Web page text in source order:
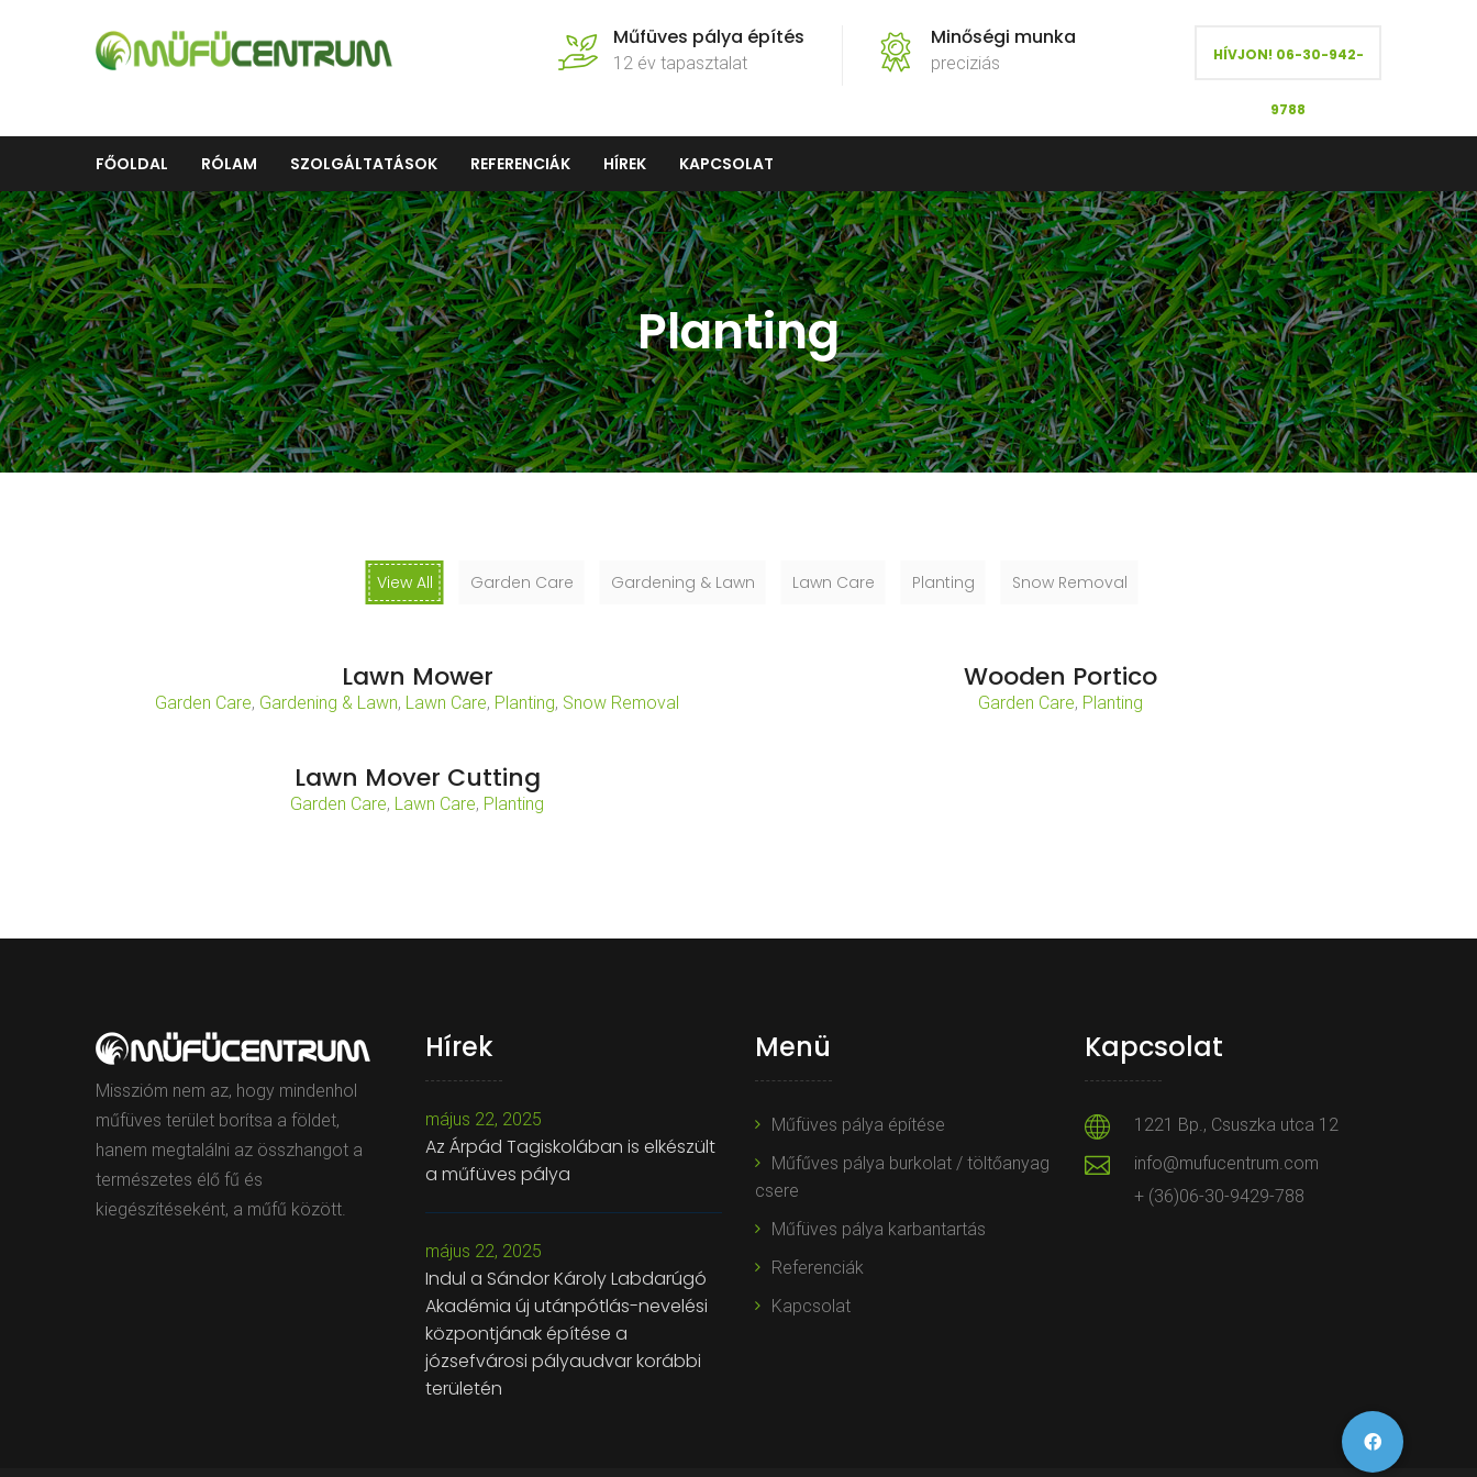
Műfüves pálya építés
12 év tapasztalat
Minőségi munka
preciziás HÍVJON! 06-30-942-
9788
FŐOLDAL RÓLAM SZOLGÁLTATÁSOK REFERENCIÁK HÍREK KAPCSOLAT
Planting
View All Garden Care Gardening & Lawn Lawn Care Planting Snow Removal
Lawn Mower
Garden Care, Gardening & Lawn, Lawn Care, Planting, Snow Removal
Wooden Portico
Garden Care, Planting
Lawn Mover Cutting
Garden Care, Lawn Care, Planting
Misszióm nem az, hogy mindenhol
műfüves terület borítsa a földet,
hanem megtalálni az összhangot a
természetes élő fű és
kiegészítéseként, a műfű között.
Hírek
május 22, 2025
Az Árpád Tagiskolában is elkészült
a műfüves pálya
május 22, 2025
Indul a Sándor Károly Labdarúgó
Akadémia új utánpótlás-nevelési
központjának építése a
józsefvárosi pályaudvar korábbi
területén
Menü
Műfüves pálya építése
Műfűves pálya burkolat / töltőanyag
csere
Műfüves pálya karbantartás
Referenciák
Kapcsolat
Kapcsolat
1221 Bp., Csuszka utca 12
info@mufucentrum.com
+ (36)06-30-9429-788